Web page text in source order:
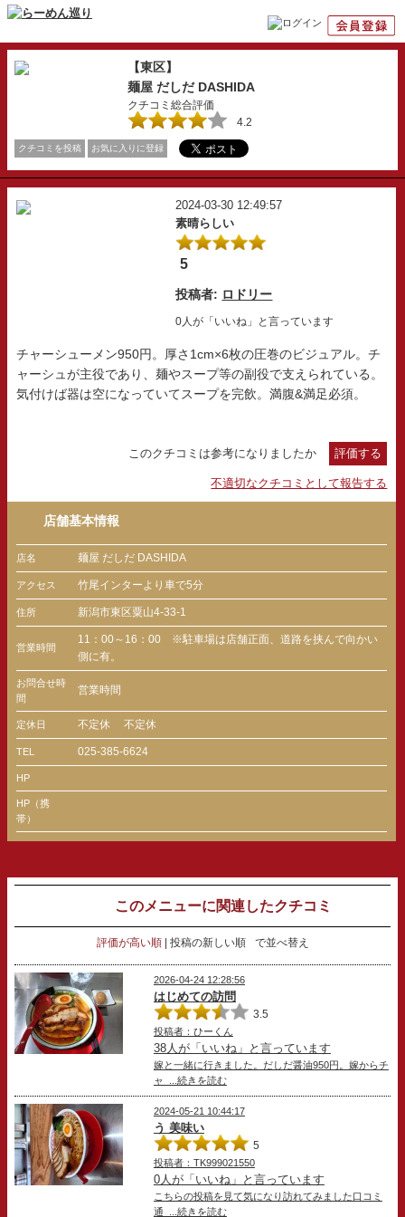
【東区】
麺屋 だしだ DASHIDA
クチコミ総合評価
4.2
クチコミを投稿 お気に入りに登録
2024-03-30 12:49:57
素晴らしい
5
投稿者: ロドリー
0人が「いいね」と言っています
チャーシューメン950円。厚さ1cm×6枚の圧巻のビジュアル。チ
ャーシュが主役であり、麺やスープ等の副役で支えられている。
気付けば器は空になっていてスープを完飲。満腹&満足必須。
このクチコミは参考になりましたか 評価する
不適切なクチコミとして報告する
店舗基本情報
店名 麺屋 だしだ DASHIDA
アクセス 竹尾インターより車で5分
住所 新潟市東区粟山4-33-1
営業時間
11：00～16：00 ※駐車場は店舗正面、道路を挟んで向かい
側に有。
お問合せ時
間
営業時間
定休日 不定休 不定休
TEL 025-385-6624
HP
HP（携
帯）
このメニューに関連したクチコミ
評価が高い順 投稿の新しい順 で並べ替え
2026-04-24 12:28:56
はじめての訪問
3.5
投稿者：ひーくん
38人が「いいね」と言っています
嫁と一緒に行きました。だしだ醤油950円。嫁からチ
ャ ...続きを読む
2024-05-21 10:44:17
う 美味い
5
投稿者：TK999021550
0人が「いいね」と言っています
こちらの投稿を見て気になり訪れてみました口コミ
通 ...続きを読む